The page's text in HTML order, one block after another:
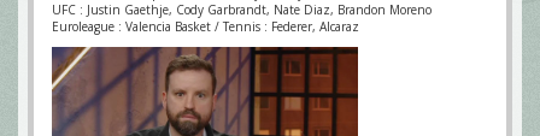
UFC : Justin Gaethje, Cody Garbrandt, Nate Diaz, Brandon Moreno
Euroleague : Valencia Basket / Tennis : Federer, Alcaraz